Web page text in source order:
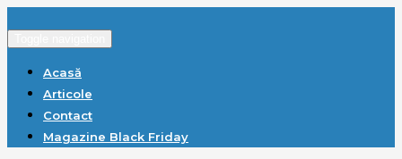
Acasă
Articole
Contact
Magazine Black Friday